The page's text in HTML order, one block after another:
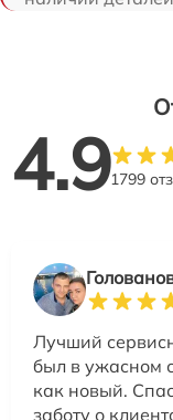
4.91799
Лучший
был в ужасном
как новый.
заботу о